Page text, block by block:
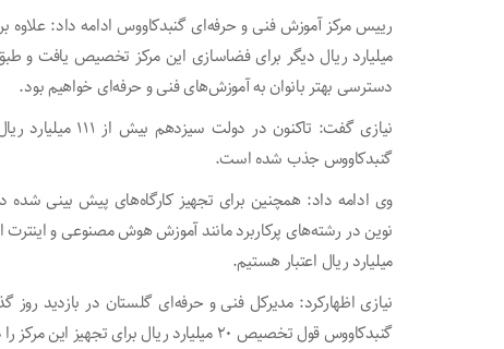
میلیارد ریال دیگر برای فضاسازی این مرکز تخصیص یافت و
دسترسی بهتر بانوان به آموزش‌های فنی و حرفه‌ای خواهیم بود.
نیازی گفت:
گنبدکاووس جذب شده است.
وی ادامه داد: همچنین برای تجهیز کارگاه‌های پیش بینی
میلیارد ریال اعتبار هستیم.
نیازی اظهارکرد: مدیرکل فنی و حرفه‌ای گلستان در بازدید
گنبدکاووس قول تخصیص ۲۰ میلیارد ریال برای تجهیز این مرکز را داد.